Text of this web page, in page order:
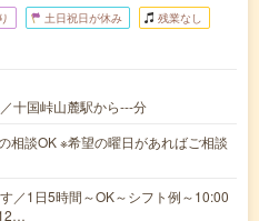
土日祝日が休み 残業なし
十国峠山麓駅から---分
相談OK ※希望の曜日があればご相談
／1日5時間～OK～シフト例～10:00